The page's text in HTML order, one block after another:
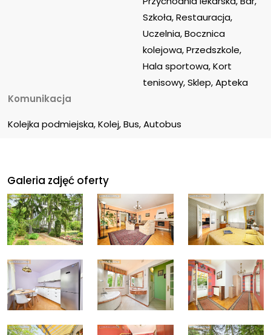
Szkoła, Restauracja,
Uczelnia, Bocznica
kolejowa, Przedszkole,
Hala sportowa, Kort
tenisowy, Sklep, Apteka
Komunikacja
Kolejka podmiejska, Kolej, Bus, Autobus
Galeria zdjęć oferty